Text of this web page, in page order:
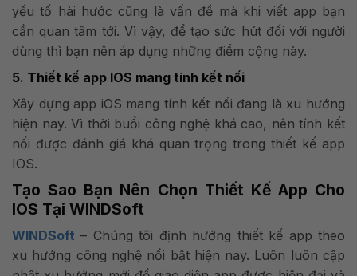
yếu tố hài hước cũng là vấn đề mà khi viết app bạn
cần quan tâm tới. Vì vậy, để tạo sức hút đối với người
dùng thì bạn nên áp dụng những điểm cộng này.
5. Thiết kế app IOS mang tính kết nối
Xây dựng app iOS mang tính kết nối đang là xu hướng
hiện nay. Vì thời buổi công nghệ khá cao, nên tính kết
nối được đánh giá khá quan trọng trong thiết kế app
IOS.
Tạo Sao Bạn Nên Chọn Thiết Kế App Cho
IOS Tại WINDSoft
WINDSoft – Chúng tôi định hướng thiết kế app theo
xu hướng công nghệ nổi bật hiện nay. Luôn luôn cập